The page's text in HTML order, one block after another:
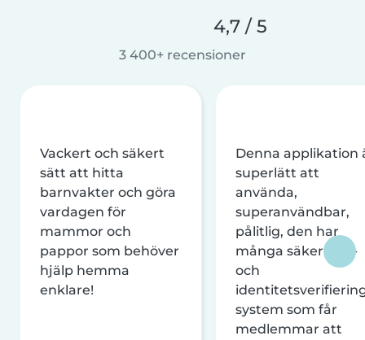
4,7 / 5
3 400+ recensioner
Vackert och säkert
sätt att hitta
barnvakter och göra
vardagen för
mammor och
pappor som behöver
hjälp hemma
enklare!
Denna applikation
superlätt att
använda,
superanvändbar,
pålitlig, den har
många säkerhets-
och
system som får
medlemmar att